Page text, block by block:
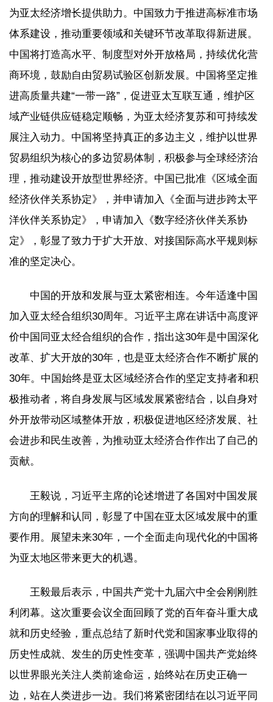
为亚太经济增长提供助力。中国致力于推进高标准市场
体系建设，推动重要领域和关键环节改革取得新进展。
中国将打造高水平、制度型对外开放格局，持续优化营
商环境，鼓励自由贸易试验区创新发展。中国将坚定推
进高质量共建“一带一路”，促进亚太互联互通，维护区
域产业链供应链稳定顺畅，为亚太经济复苏和可持续发
展注入动力。中国将坚持真正的多边主义，维护以世界
贸易组织为核心的多边贸易体制，积极参与全球经济治
理，推动建设开放型世界经济。中国已批准《区域全面
经济伙伴关系协定》，并申请加入《全面与进步跨太平
洋伙伴关系协定》，申请加入《数字经济伙伴关系协
定》，彰显了致力于扩大开放、对接国际高水平规则标
准的坚定决心。
中国的开放和发展与亚太紧密相连。今年适逢中国
加入亚太经合组织30周年。习近平主席在讲话中高度评
价中国同亚太经合组织的合作，指出这30年是中国深化
改革、扩大开放的30年，也是亚太经济合作不断扩展的
30年。中国始终是亚太区域经济合作的坚定支持者和积
极推动者，将自身发展与区域发展紧密结合，以自身对
外开放带动区域整体开放，积极促进地区经济发展、社
会进步和民生改善，为推动亚太经济合作作出了自己的
贡献。
王毅说，习近平主席的论述增进了各国对中国发展
方向的理解和认同，彰显了中国在亚太区域发展中的重
要作用。展望未来30年，一个全面走向现代化的中国将
为亚太地区带来更大的机遇。
王毅最后表示，中国共产党十九届六中全会刚刚胜
利闭幕。这次重要会议全面回顾了党的百年奋斗重大成
就和历史经验，重点总结了新时代党和国家事业取得的
历史性成就、发生的历史性变革，强调中国共产党始终
以世界眼光关注人类前途命运，始终站在历史正确一
边，站在人类进步一边。我们将紧密团结在以习近平同